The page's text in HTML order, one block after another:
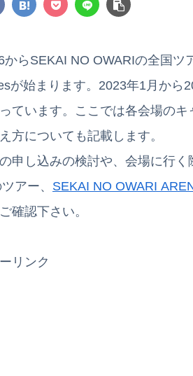
からSEKAI NO OWARIの全国
が始まります。2023年1月から
ています。ここでは各会場の
方についても記載します。
申し込みの検討や、会場に行
アー、 SEKAI NO OWARI
確認下さい。
リンク